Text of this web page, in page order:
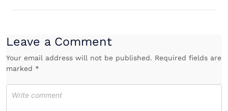
Leave a Comment
Your email address will not be published. Required fields are
marked *